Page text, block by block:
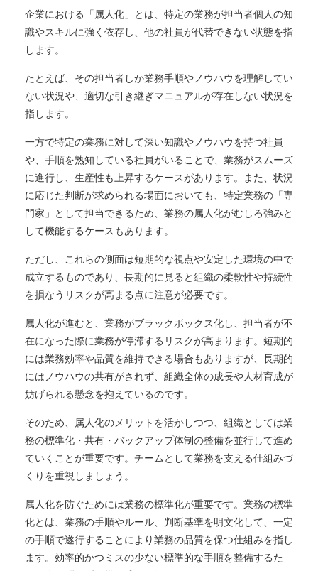
企業における「属人化」とは、特定の業務が担当者個人の知
識やスキルに強く依存し、他の社員が代替できない状態を指
します。
たとえば、その担当者しか業務手順やノウハウを理解してい
ない状況や、適切な引き継ぎマニュアルが存在しない状況を
指します。
一方で特定の業務に対して深い知識やノウハウを持つ社員
や、手順を熟知している社員がいることで、業務がスムーズ
に進行し、生産性も上昇するケースがあります。また、状況
に応じた判断が求められる場面においても、特定業務の「専
門家」として担当できるため、業務の属人化がむしろ強みと
して機能するケースもあります。
ただし、これらの側面は短期的な視点や安定した環境の中で
成立するものであり、長期的に見ると組織の柔軟性や持続性
を損なうリスクが高まる点に注意が必要です。
属人化が進むと、業務がブラックボックス化し、担当者が不
在になった際に業務が停滞するリスクが高まります。短期的
には業務効率や品質を維持できる場合もありますが、長期的
にはノウハウの共有がされず、組織全体の成長や人材育成が
妨げられる懸念を抱えているのです。
そのため、属人化のメリットを活かしつつ、組織としては業
務の標準化・共有・バックアップ体制の整備を並行して進め
ていくことが重要です。チームとして業務を支える仕組みづ
くりを重視しましょう。
属人化を防ぐためには業務の標準化が重要です。業務の標準
化とは、業務の手順やルール、判断基準を明文化して、一定
の手順で遂行することにより業務の品質を保つ仕組みを指し
ます。効率的かつミスの少ない標準的な手順を整備するた